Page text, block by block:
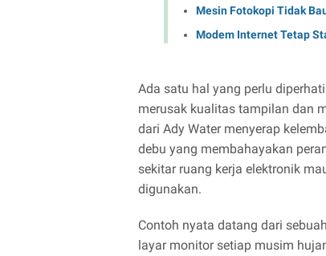
Mesin Fotokopi Tidak
Modem Internet Tetap
Ada satu hal yang perlu
merusak kualitas tampilan dan
dari Ady Water menyerap
debu yang membahayakan
sekitar ruang kerja elektronik
digunakan.
Contoh nyata datang dari
layar monitor setiap musim